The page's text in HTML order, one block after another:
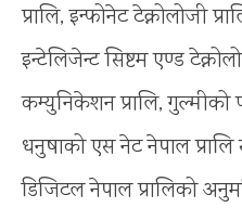
प्रालि, इन्फोनेट टेक्नोलोजी
इन्टेलिजेन्ट सिष्टम एण्ड
कम्युनिकेशन प्रालि, गुल्मीको
धनुषाको एस नेट नेपाल प्रालि
डिजिटल नेपाल प्रालिको